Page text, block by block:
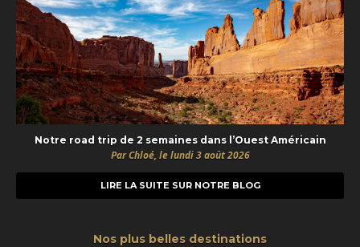
Notre road trip de 2 semaines dans l’Ouest Américain
Par Chloé, le lundi 3 août 2026
LIRE LA SUITE SUR NOTRE BLOG
Nos plus belles destinations